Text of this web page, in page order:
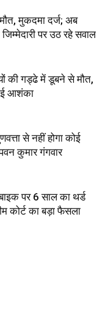
मौत, मुकदमा दर्ज; अब
पर उठ रहे सवाल
की गड्ढे में डूबने से मौत,
आशंका
से नहीं होगा कोई
कुमार गंगवार
पर 6 साल का थर्ड
कोर्ट का बड़ा फैसला